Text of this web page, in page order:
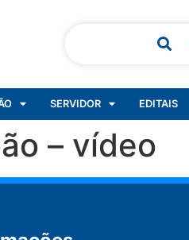
SERVIDOR EDITAIS
– vídeo